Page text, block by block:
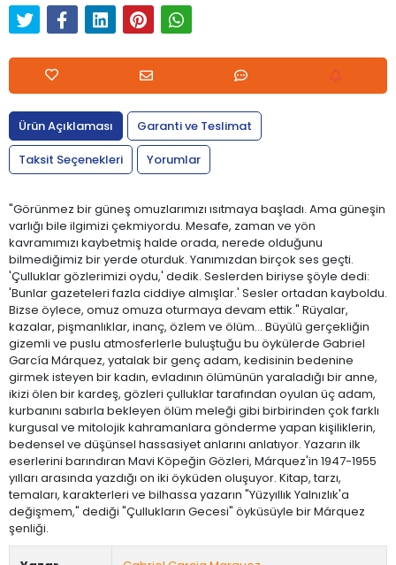
Ürün Açıklaması
Garanti ve Teslimat
Taksit Seçenekleri
Yorumlar
"Görünmez bir güneş omuzlarımızı ısıtmaya başladı. Ama güneşin
varlığı bile ilgimizi çekmiyordu. Mesafe, zaman ve yön
kavramımızı kaybetmiş halde orada, nerede olduğunu
bilmediğimiz bir yerde oturduk. Yanımızdan birçok ses geçti.
'Çulluklar gözlerimizi oydu,' dedik. Seslerden biriyse şöyle dedi:
'Bunlar gazeteleri fazla ciddiye almışlar.' Sesler ortadan kayboldu.
Bizse öylece, omuz omuza oturmaya devam ettik." Rüyalar,
kazalar, pişmanlıklar, inanç, özlem ve ölüm... Büyülü gerçekliğin
gizemli ve puslu atmosferlerle buluştuğu bu öykülerde Gabriel
García Márquez, yatalak bir genç adam, kedisinin bedenine
girmek isteyen bir kadın, evladının ölümünün yaraladığı bir anne,
ikizi ölen bir kardeş, gözleri çulluklar tarafından oyulan üç adam,
kurbanını sabırla bekleyen ölüm meleği gibi birbirinden çok farklı
kurgusal ve mitolojik kahramanlara gönderme yapan kişiliklerin,
bedensel ve düşünsel hassasiyet anlarını anlatıyor. Yazarın ilk
eserlerini barındıran Mavi Köpeğin Gözleri, Márquez'in 1947-1955
yılları arasında yazdığı on iki öyküden oluşuyor. Kitap, tarzı,
temaları, karakterleri ve bilhassa yazarın "Yüzyıllık Yalnızlık'a
değişmem," dediği "Çullukların Gecesi" öyküsüyle bir Márquez
şenliği.